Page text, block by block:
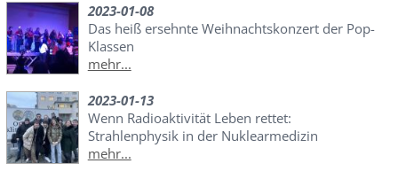
2023-01-08
Das heiß ersehnte Weihnachtskonzert der Pop-
Klassen
mehr...
2023-01-13
Wenn Radioaktivität Leben rettet:
Strahlenphysik in der Nuklearmedizin
mehr...